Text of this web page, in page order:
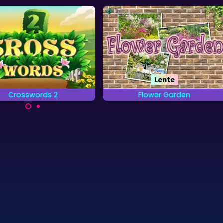
Crosswords 2 Flower Garden
Lente